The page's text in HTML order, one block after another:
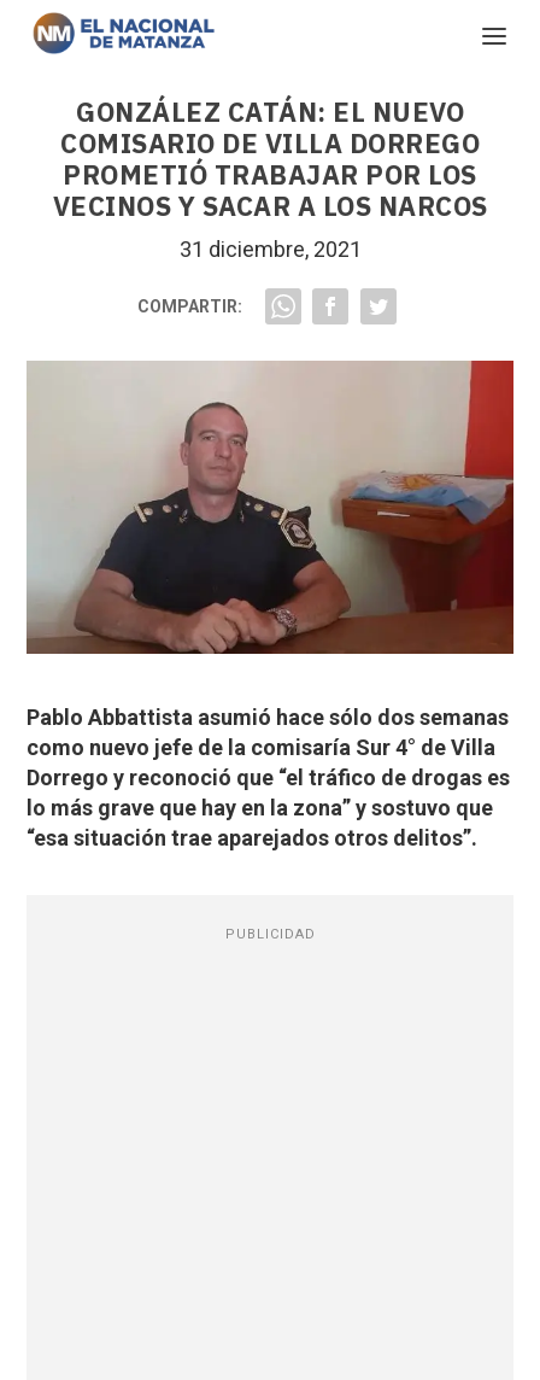
GONZÁLEZ CATÁN: EL NUEVO
COMISARIO DE VILLA DORREGO
PROMETIÓ TRABAJAR POR LOS
VECINOS Y SACAR A LOS NARCOS
31 diciembre, 2021
COMPARTIR:
Pablo Abbattista asumió hace sólo dos semanas
como nuevo jefe de la comisaría Sur 4° de Villa
Dorrego y reconoció que “el tráfico de drogas es
lo más grave que hay en la zona” y sostuvo que
“esa situación trae aparejados otros delitos”.
PUBLICIDAD